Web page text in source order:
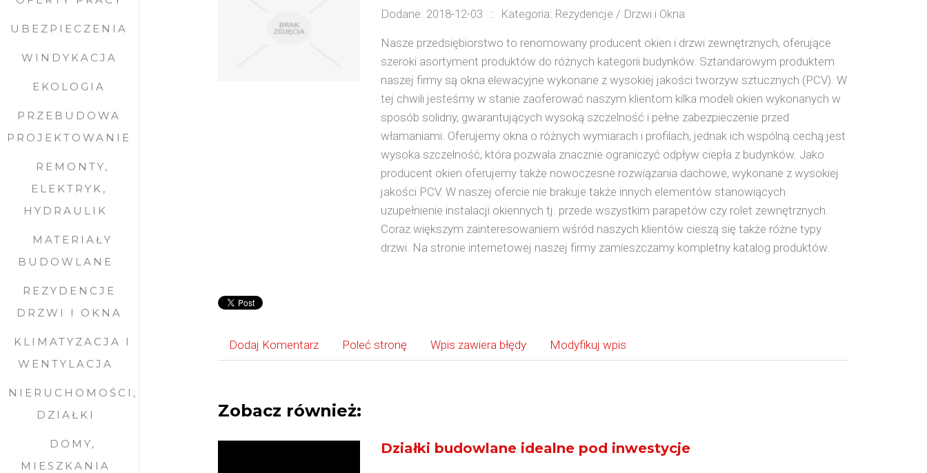
UBEZPIECZENIA
WINDYKACJA
EKOLOGIA
PRZEBUDOWA
PROJEKTOWANIE
REMONTY,
ELEKTRYK,
HYDRAULIK
MATERIAŁY
BUDOWLANE
REZYDENCJE
DRZWI I OKNA
KLIMATYZACJA I
WENTYLACJA
NIERUCHOMOŚCI,
DZIAŁKI
DOMY,
MIESZKANIA
Dodane: 2018-12-03 :: Kategoria: Rezydencje / Drzwi i Okna
Nasze przedsiębiorstwo to renomowany producent okien i drzwi zewnętrznych, oferujące
szeroki asortyment produktów do różnych kategorii budynków. Sztandarowym produktem
naszej firmy są okna elewacyjne wykonane z wysokiej jakości tworzyw sztucznych (PCV). W
tej chwili jesteśmy w stanie zaoferować naszym klientom kilka modeli okien wykonanych w
sposób solidny, gwarantujących wysoką szczelność i pełne zabezpieczenie przed
włamaniami. Oferujemy okna o różnych wymiarach i profilach, jednak ich wspólną cechą jest
wysoka szczelność, która pozwala znacznie ograniczyć odpływ ciepła z budynków. Jako
producent okien oferujemy także nowoczesne rozwiązania dachowe, wykonane z wysokiej
jakości PCV. W naszej ofercie nie brakuje także innych elementów stanowiących
uzupełnienie instalacji okiennych tj. przede wszystkim parapetów czy rolet zewnętrznych.
Coraz większym zainteresowaniem wśród naszych klientów cieszą się także różne typy
drzwi. Na stronie internetowej naszej firmy zamieszczamy kompletny katalog produktów.
Dodaj Komentarz Poleć stronę Wpis zawiera błędy Modyfikuj wpis
Zobacz również:
Działki budowlane idealne pod inwestycje